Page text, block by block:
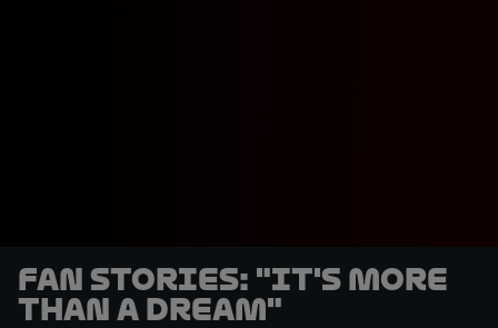
Fan Stories: "It's more
than a dream"